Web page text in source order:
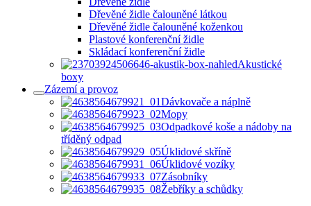
Dřevěné židle čalouněné látkou
Dřevěné židle čalouněné koženkou
Plastové konferenční židle
Skládací konferenční židle
Akustické
boxy
Zázemí a provoz
Dávkovače a náplně
Mopy
Odpadkové koše a nádoby na
tříděný odpad
Úklidové skříně
Úklidové vozíky
Zásobníky
Žebříky a schůdky